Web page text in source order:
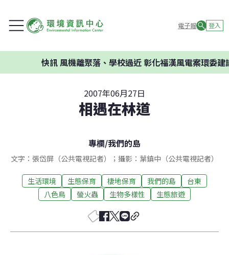
電子報 登入
風機離聚落、學校過近 彰化福漢風電案環委建議不應開發
2007年06月27日
相遇在林道
專欄/我們的島
文字：張岱屏（公共電視記者）；攝影：葉鎮中（公共電視記者）
生活環境 生態保育 棲地保育 我們的島
台東
八色鳥
螢火蟲 生物多樣性 生態旅遊